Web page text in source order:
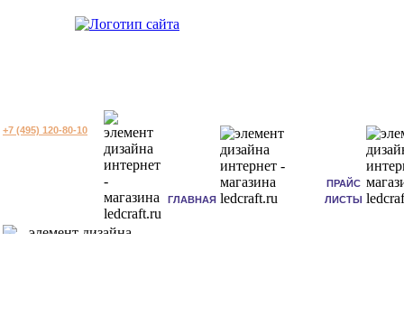
+7 (495) 120-80-10
ГЛАВНАЯ
ПРАЙС
ЛИСТЫ